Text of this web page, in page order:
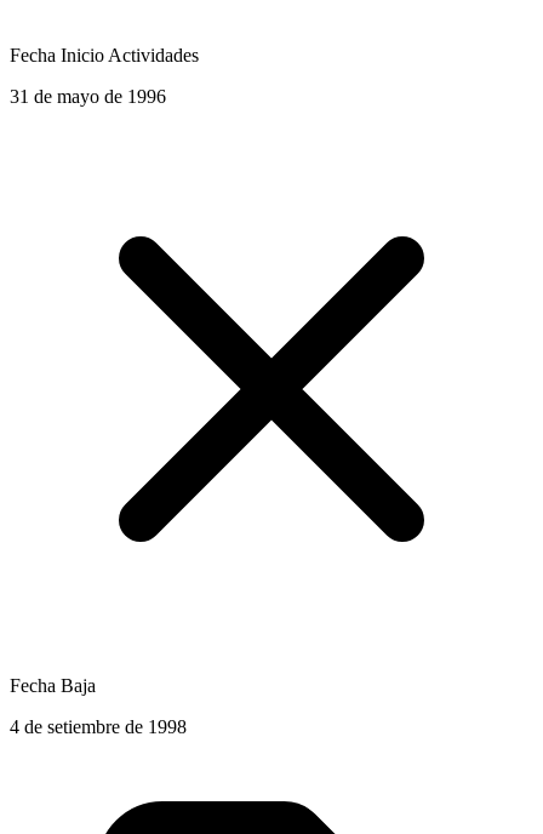
Fecha Inicio Actividades
31 de mayo de 1996
Fecha Baja
4 de setiembre de 1998